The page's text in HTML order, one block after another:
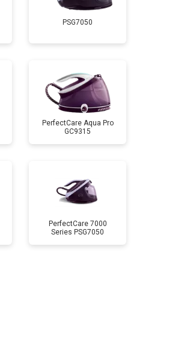
Заказать
Заказать
PSG7050
PerfectCare Aqua Pro
GC9315
PerfectCare 7000
Series PSG7050